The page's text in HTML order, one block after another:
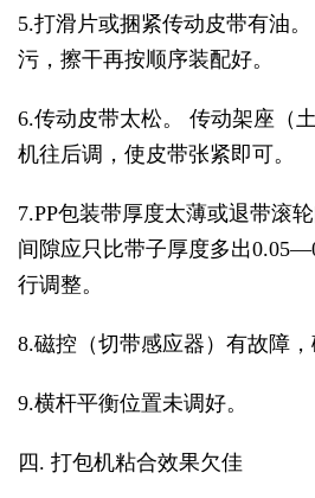
5.打滑片或捆紧传动皮带有油
污，擦干再按顺序装配好。
6.传动皮带太松。 传动架座（
机往后调，使皮带张紧即可。
7.PP包装带厚度太薄或退带滚
间隙应只比带子厚度多出
行调整。
8.磁控（切带感应器）有故障，
9.横杆平衡位置未调好。
四. 打包机粘合效果欠佳